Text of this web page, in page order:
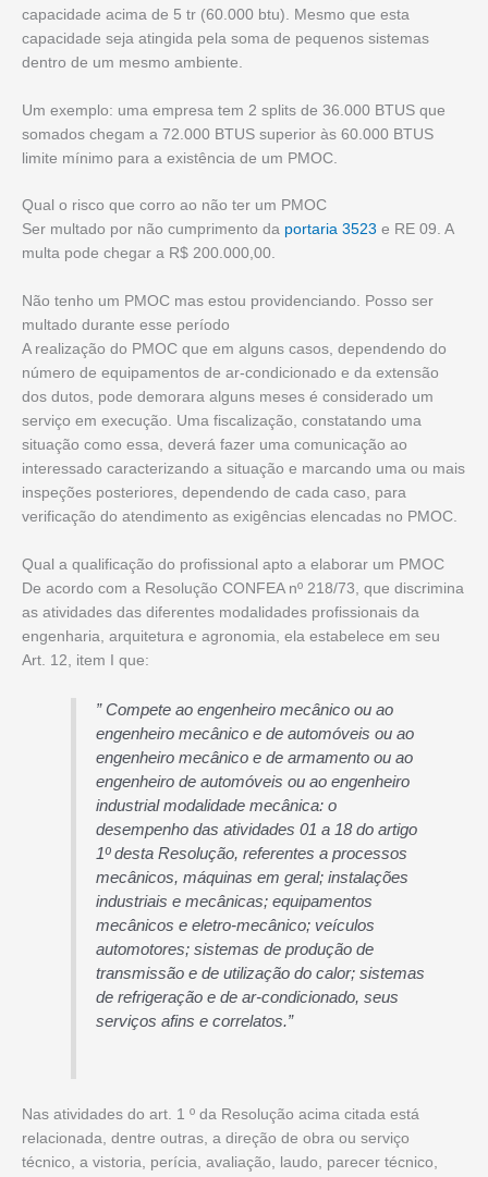
capacidade acima de 5 tr (60.000 btu). Mesmo que esta
capacidade seja atingida pela soma de pequenos sistemas
dentro de um mesmo ambiente.
Um exemplo: uma empresa tem 2 splits de 36.000 BTUS que
somados chegam a 72.000 BTUS superior às 60.000 BTUS
limite mínimo para a existência de um PMOC.
Qual o risco que corro ao não ter um PMOC
Ser multado por não cumprimento da portaria 3523 e RE 09. A
multa pode chegar a R$ 200.000,00.
Não tenho um PMOC mas estou providenciando. Posso ser
multado durante esse período
A realização do PMOC que em alguns casos, dependendo do
número de equipamentos de ar-condicionado e da extensão
dos dutos, pode demorara alguns meses é considerado um
serviço em execução. Uma fiscalização, constatando uma
situação como essa, deverá fazer uma comunicação ao
interessado caracterizando a situação e marcando uma ou mais
inspeções posteriores, dependendo de cada caso, para
verificação do atendimento as exigências elencadas no PMOC.
Qual a qualificação do profissional apto a elaborar um PMOC
De acordo com a Resolução CONFEA nº 218/73, que discrimina
as atividades das diferentes modalidades profissionais da
engenharia, arquitetura e agronomia, ela estabelece em seu
Art. 12, item I que:
” Compete ao engenheiro mecânico ou ao
engenheiro mecânico e de automóveis ou ao
engenheiro mecânico e de armamento ou ao
engenheiro de automóveis ou ao engenheiro
industrial modalidade mecânica: o
desempenho das atividades 01 a 18 do artigo
1º desta Resolução, referentes a processos
mecânicos, máquinas em geral; instalações
industriais e mecânicas; equipamentos
mecânicos e eletro-mecânico; veículos
automotores; sistemas de produção de
transmissão e de utilização do calor; sistemas
de refrigeração e de ar-condicionado, seus
serviços afins e correlatos.”
Nas atividades do art. 1 º da Resolução acima citada está
relacionada, dentre outras, a direção de obra ou serviço
técnico, a vistoria, perícia, avaliação, laudo, parecer técnico,